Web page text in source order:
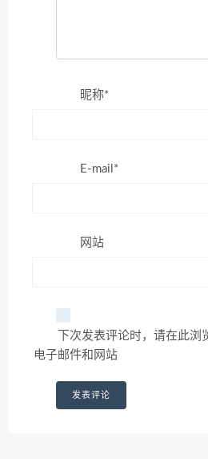
昵称*
E-mail*
网站
下次发表评论时，请在此浏
电子邮件和网站